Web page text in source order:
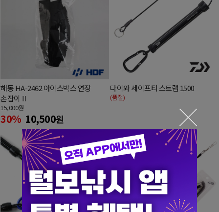
해동 HA-2462 아이스박스 연장
손잡이Ⅱ
15,000원
30% 10,500원
다이와 세이프티 스트랩 1500
(품절)